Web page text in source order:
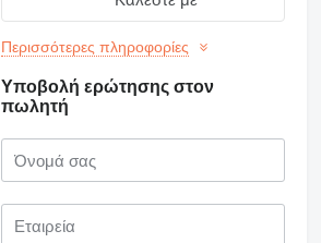
Περισσότερες πληροφορίες
Υποβολή ερώτησης στον
πωλητή